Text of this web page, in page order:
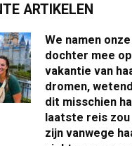
ARTIKELEN
We namen onze
dochter mee
vakantie van
dromen,
dit misschien
laatste reis zou
zijn vanwege